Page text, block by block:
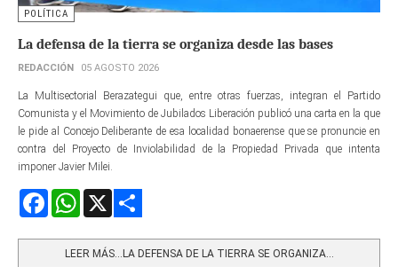
POLÍTICA
La defensa de la tierra se organiza desde las bases
REDACCIÓN 05 AGOSTO 2026
La Multisectorial Berazategui que, entre otras fuerzas, integran el Partido
Comunista y el Movimiento de Jubilados Liberación publicó una carta en la que
le pide al Concejo Deliberante de esa localidad bonaerense que se pronuncie en
contra del Proyecto de Inviolabilidad de la Propiedad Privada que intenta
imponer Javier Milei.
FacebookWhatsApp
LEER MÁS…LA DEFENSA DE LA TIERRA SE ORGANIZA...